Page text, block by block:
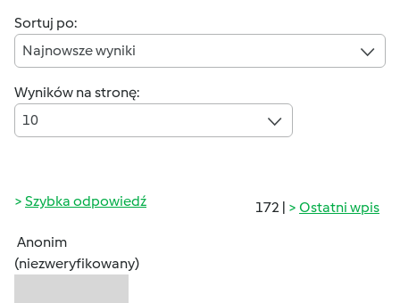
Sortuj po:
Najnowsze wyniki
Wyników na stronę:
10
172 | Ostatni wpis
Szybka odpowiedź
Anonim
(niezweryfikowany)